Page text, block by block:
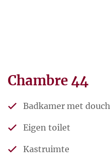
Chambre 44
Badkamer met
Eigen toilet
Kastruimte